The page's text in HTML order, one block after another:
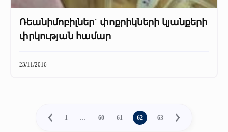
Ռեանիմոբիլներ` փոքրիկների կյանքերի
փրկության համար
23/11/2016
1 … 60 61 62 63